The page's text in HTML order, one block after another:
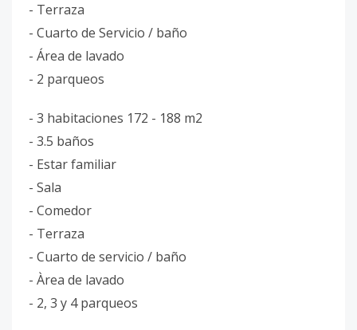
- Terraza
- Cuarto de Servicio / baño
- Área de lavado
- 2 parqueos
- 3 habitaciones 172 - 188 m2
- 3.5 baños
- Estar familiar
- Sala
- Comedor
- Terraza
- Cuarto de servicio / baño
- Àrea de lavado
- 2, 3 y 4 parqueos